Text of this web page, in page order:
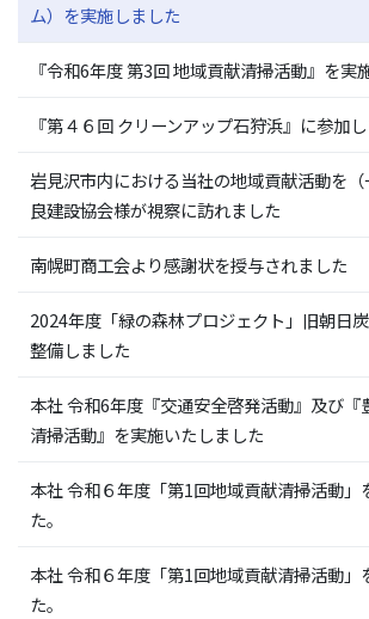
ム）を実施しました
『令和6年度 第3回 地域貢献清掃活動』を実
『第４６回 クリーンアップ石狩浜』に参加
岩見沢市内における当社の地域貢献活動を
良建設協会様が視察に訪れました
南幌町商工会より感謝状を授与されました
2024年度「緑の森林プロジェクト」旧朝日
整備しました
本社 令和6年度『交通安全啓発活動』及び『
清掃活動』を実施いたしました
本社 令和６年度「第1回地域貢献清掃活動」
た。
本社 令和６年度「第1回地域貢献清掃活動」
た。